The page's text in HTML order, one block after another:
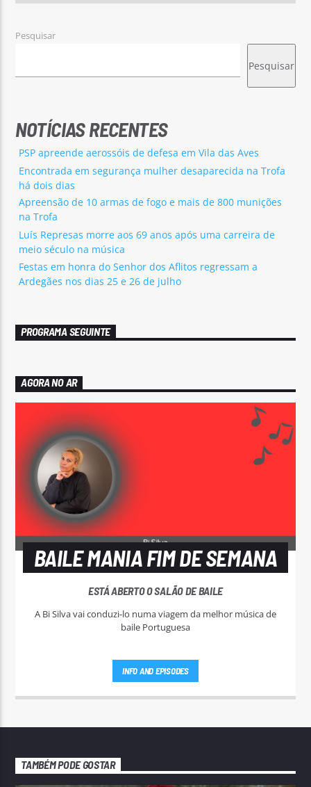
Pesquisar
Pesquisar
NOTÍCIAS RECENTES
PSP apreende aerossóis de defesa em Vila das Aves
Encontrada em segurança mulher desaparecida na Trofa
há dois dias
Apreensão de 10 armas de fogo e mais de 800 munições
na Trofa
Luís Represas morre aos 69 anos após uma carreira de
meio século na música
Festas em honra do Senhor dos Aflitos regressam a
Ardegães nos dias 25 e 26 de julho
PROGRAMA SEGUINTE
AGORA NO AR
BAILE MANIA FIM DE SEMANA
ESTÁ ABERTO O SALÃO DE BAILE
A Bi Silva vai conduzi-lo numa viagem da melhor música de
baile Portuguesa
INFO AND EPISODES
TAMBÉM PODE GOSTAR